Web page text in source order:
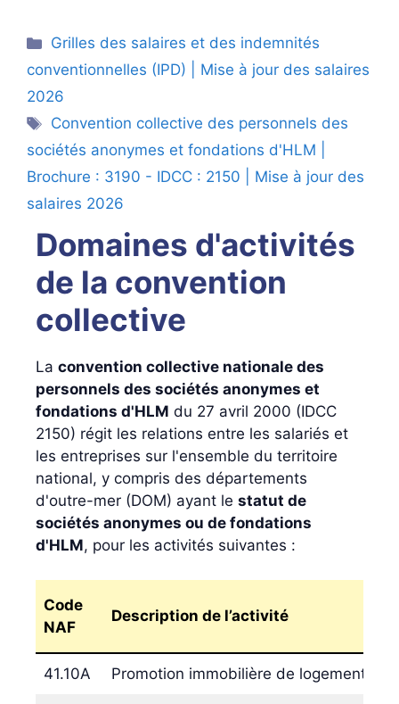
Catégories
Grilles des salaires et des indemnités
conventionnelles (IPD) | Mise à jour des salaires
2026
Étiquettes
Convention collective des personnels des
sociétés anonymes et fondations d'HLM |
Brochure : 3190 - IDCC : 2150 | Mise à jour des
salaires 2026
Domaines d'activités
de la convention
collective
La convention collective nationale des
personnels des sociétés anonymes et
fondations d'HLM du 27 avril 2000 (IDCC
2150) régit les relations entre les salariés et
les entreprises sur l'ensemble du territoire
national, y compris des départements
d'outre-mer (DOM) ayant le statut de
sociétés anonymes ou de fondations
d'HLM, pour les activités suivantes :
Code
NAF
Description de l’activité
41.10A Promotion immobilière de logements